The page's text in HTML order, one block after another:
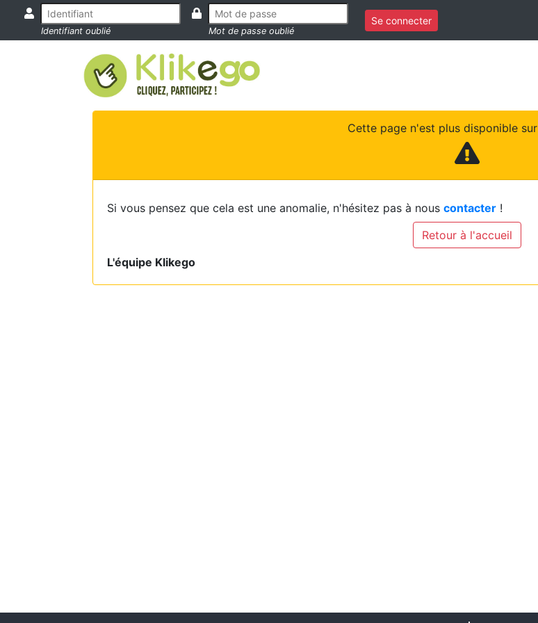
Identifiant oublié Mot de passe oublié
Se connecter
Cette page n'est plus disponible sur
Si vous pensez que cela est une anomalie, n'hésitez pas à nous contacter !
Retour à l'accueil
L'équipe Klikego